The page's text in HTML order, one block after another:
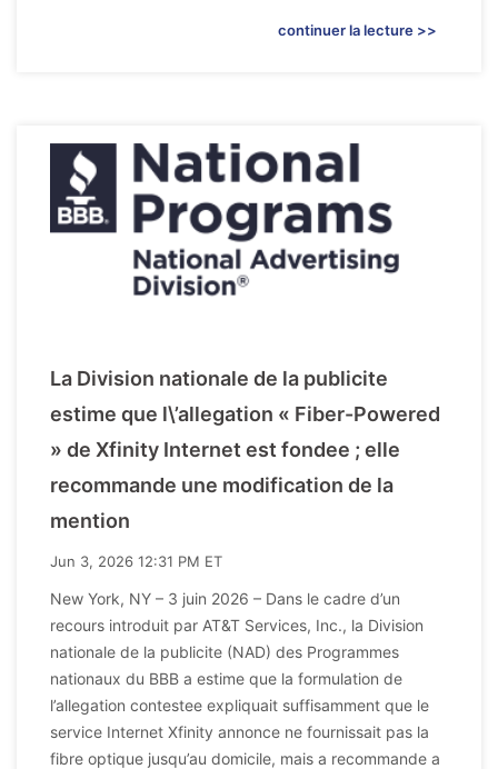
continuer la lecture >>
La Division nationale de la publicite
estime que l\’allegation « Fiber-Powered
» de Xfinity Internet est fondee ; elle
recommande une modification de la
mention
Jun 3, 2026 12:31 PM ET
New York, NY – 3 juin 2026 – Dans le cadre d’un
recours introduit par AT&T Services, Inc., la Division
nationale de la publicite (NAD) des Programmes
nationaux du BBB a estime que la formulation de
l’allegation contestee expliquait suffisamment que le
service Internet Xfinity annonce ne fournissait pas la
fibre optique jusqu’au domicile, mais a recommande a